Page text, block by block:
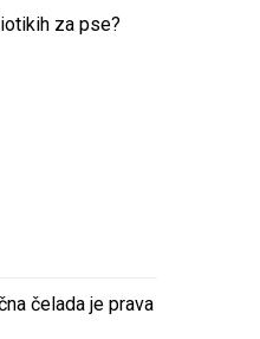
za pse?
čelada je prava